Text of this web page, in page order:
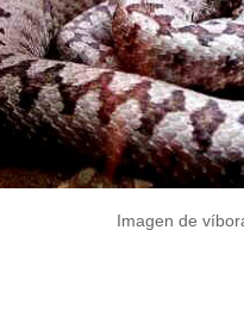
Imagen de